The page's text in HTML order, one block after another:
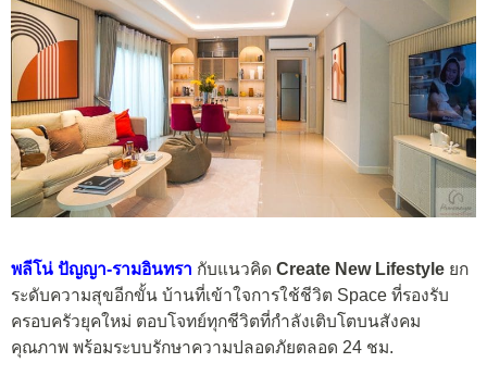
พลีโน่ ปัญญา-รามอินทรา กับแนวคิด Create New Lifestyle ยก
ระดับความสุขอีกขั้น บ้านที่เข้าใจการใช้ชีวิต Space ที่รองรับ
ครอบครัวยุคใหม่ ตอบโจทย์ทุกชีวิตที่กำลังเติบโตบนสังคม
คุณภาพ พร้อมระบบรักษาความปลอดภัยตลอด 24 ชม.